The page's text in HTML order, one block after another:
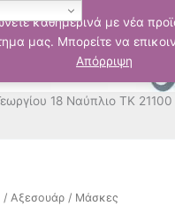
καθημερινά με νέα
μας. Μπορείτε να
Απόρριψη
18 Ναύπλιο ΤΚ 21100
/ Αξεσουάρ / Μάσκες